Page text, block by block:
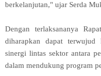
berkelanjutan," ujar Serda
Dengan terlaksananya
diharapkan dapat terwujud
sinergi lintas sektor antara
dalam mendukung program